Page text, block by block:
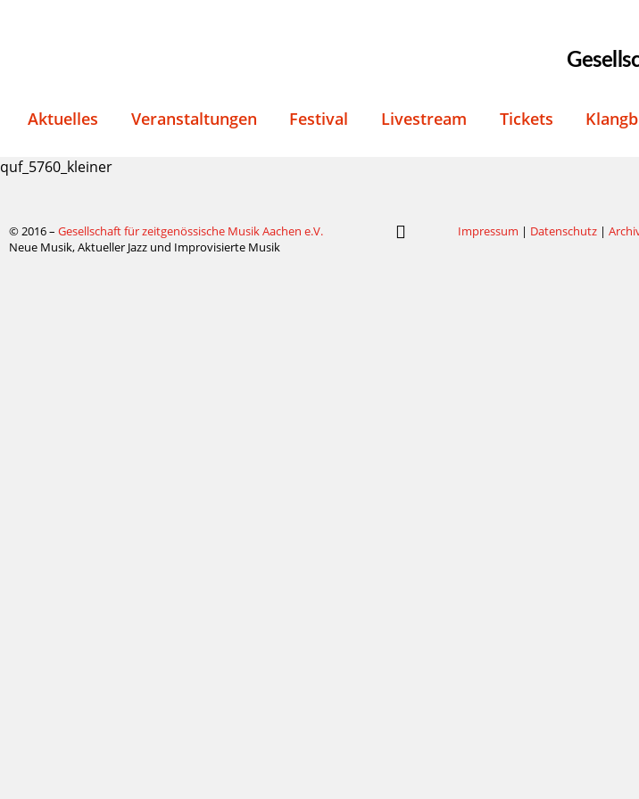
Aktuelles Veranstaltungen Festival Livestream Tickets
quf_5760_kleiner
© 2016 – Gesellschaft für zeitgenössische Musik Aachen e.V.
Neue Musik, Aktueller Jazz und Improvisierte Musik
Impressum | Datenschutz |